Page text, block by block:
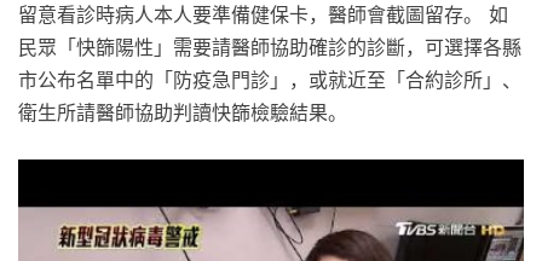
留意看診時病人本人要準備健保卡，醫師會截圖留存。 如
民眾「快篩陽性」需要請醫師協助確診的診斷，可選擇各縣
市公布名單中的「防疫急門診」，或就近至「合約診所」、
衛生所請醫師協助判讀快篩檢驗結果。